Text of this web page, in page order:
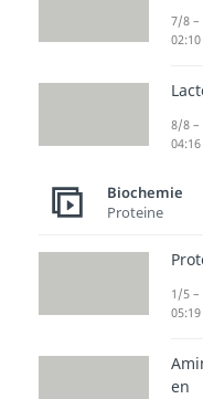
groß,
nicht
Die
kann
aus
werden.
7/8 –
02:10
8/8 –
04:16
Biochemie
Proteine
1/5
05:19
en